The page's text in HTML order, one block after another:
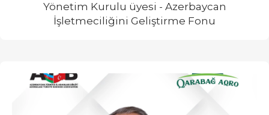
Yönetim Kurulu üyesi - Azerbaycan
İşletmeciliğini Geliştirme Fonu